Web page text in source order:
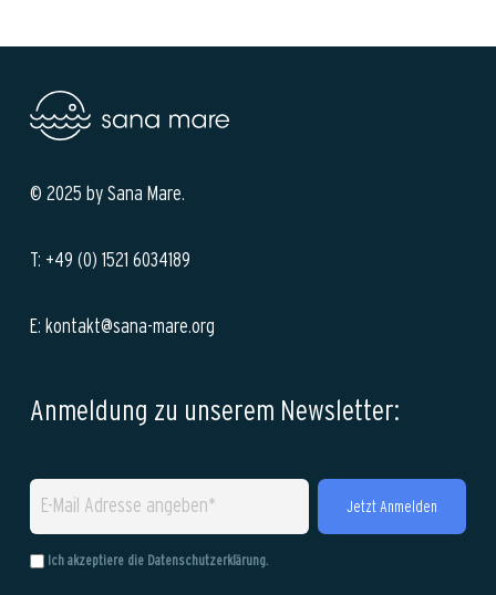
© 2025 by Sana Mare.
T: +49 (0) 1521 6034189
E: kontakt@sana-mare.org
Anmeldung zu unserem Newsletter:
Ich akzeptiere die Datenschutzerklärung.